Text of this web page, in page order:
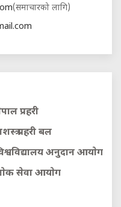
(समाचारको लागि)
प्रहरी
प्रहरी बल
अनुदान आयाेग
सेवा आयाेग